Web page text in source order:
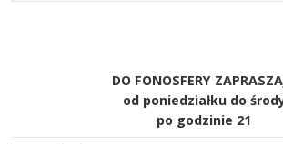
DO FONOSFERY
od poniedziałku do
po godzinie 21